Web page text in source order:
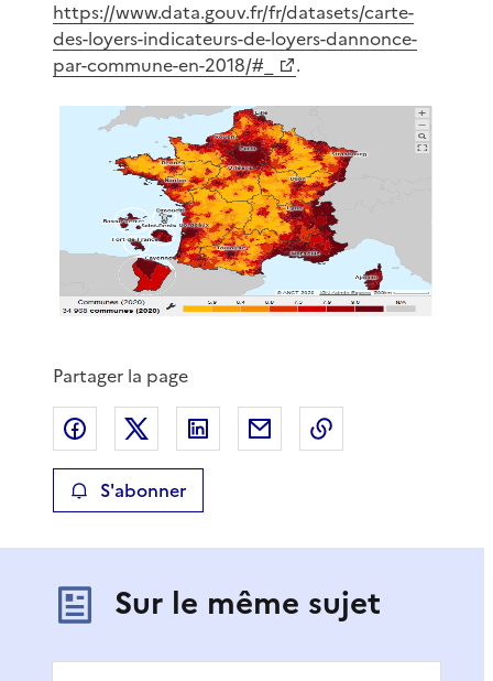
https://www.data.gouv.fr/fr/datasets/carte-
des-loyers-indicateurs-de-loyers-dannonce-
par-commune-en-2018/#_
.
Partager la page
Partager sur Facebook
Partager sur XPartager sur LinkedIn
Partager par email
S'abonner
Sur le même sujet